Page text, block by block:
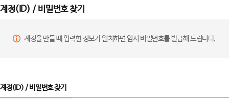
계정(ID) / 비밀번호 찾기
계정을 만들 때 입력한 정보가 일치하면 임시 비밀번호를 발급해 드립니다.
계정(ID) / 비밀번호 찾기